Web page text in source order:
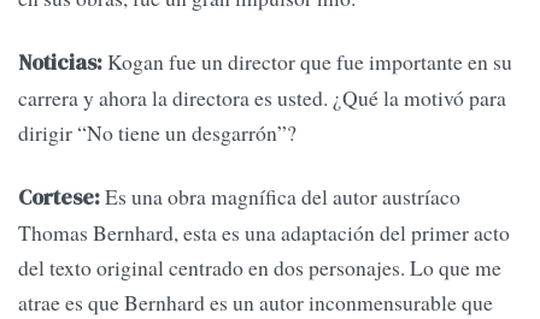
Noticias:Kogan fue un director que fue importante en su
carrera y ahora la directora es usted. ¿Qué la motivó para
dirigir “No tiene un desgarrón”?
Cortese:Es una obra magnífica del autor austríaco
Thomas Bernhard, esta es una adaptación del primer acto
del texto original centrado en dos personajes. Lo que me
atrae es que Bernhard es un autor inconmensurable que